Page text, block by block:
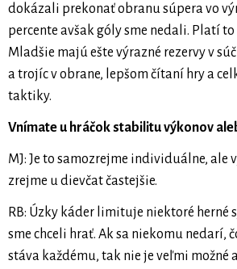
dokázali prekonať obranu súpera vo
percente avšak góly sme nedali. Platí
Mladšie majú ešte výrazné rezervy v
a trojíc v obrane, lepšom čítaní hry a
taktiky.
Vnímate u hráčok stabilitu výkonov
MJ: Je to samozrejme individuálne, ale
zrejme u dievčat častejšie.
RB: Úzky káder limituje niektoré herné
sme chceli hrať. Ak sa niekomu nedarí,
stáva každému, tak nie je veľmi možné